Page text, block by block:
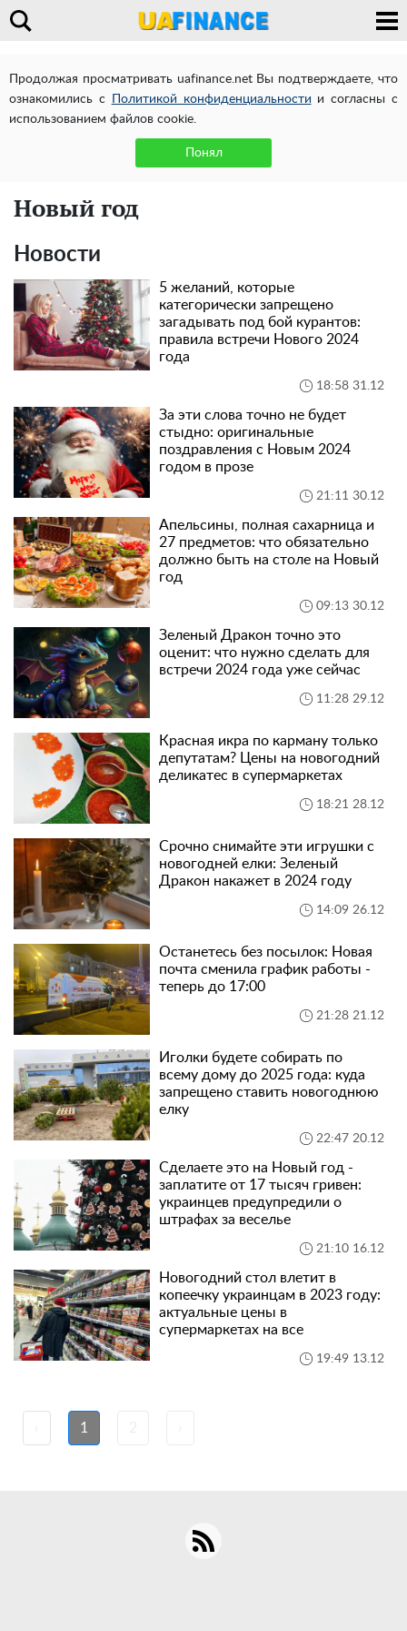
Продолжая просматривать uafinance.net Вы подтверждаете, что
ознакомились с
Политикой конфиденциальности и согласны с
использованием файлов cookie.
Понял
Новый год
Новости
5 желаний, которые
категорически запрещено
загадывать под бой курантов:
правила встречи Нового 2024
года
18:58 31.12
За эти слова точно не будет
стыдно: оригинальные
поздравления с Новым 2024
годом в прозе
21:11 30.12
Апельсины, полная сахарница и
27 предметов: что обязательно
должно быть на столе на Новый
год
09:13 30.12
Зеленый Дракон точно это
оценит: что нужно сделать для
встречи 2024 года уже сейчас
11:28 29.12
Красная икра по карману только
депутатам? Цены на новогодний
деликатес в супермаркетах
18:21 28.12
Срочно снимайте эти игрушки с
новогодней елки: Зеленый
Дракон накажет в 2024 году
14:09 26.12
Останетесь без посылок: Новая
почта сменила график работы -
теперь до 17:00
21:28 21.12
Иголки будете собирать по
всему дому до 2025 года: куда
запрещено ставить новогоднюю
елку
22:47 20.12
Сделаете это на Новый год -
заплатите от 17 тысяч гривен:
украинцев предупредили о
штрафах за веселье
21:10 16.12
Новогодний стол влетит в
копеечку украинцам в 2023 году:
актуальные цены в
супермаркетах на все
19:49 13.12
1